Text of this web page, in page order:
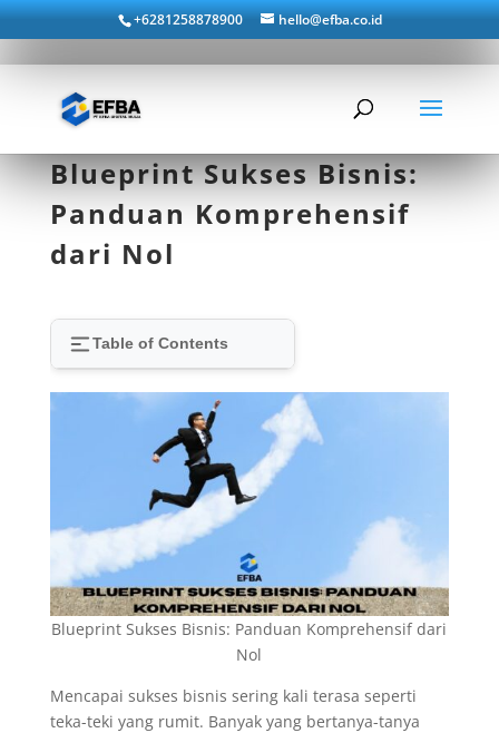
+6281258878900 hello@efba.co.id
Blueprint Sukses Bisnis:
Panduan Komprehensif
dari Nol
Table of Contents
Blueprint Sukses Bisnis: Panduan Komprehensif dari
Nol
Mencapai sukses bisnis sering kali terasa seperti
teka-teki yang rumit. Banyak yang bertanya-tanya